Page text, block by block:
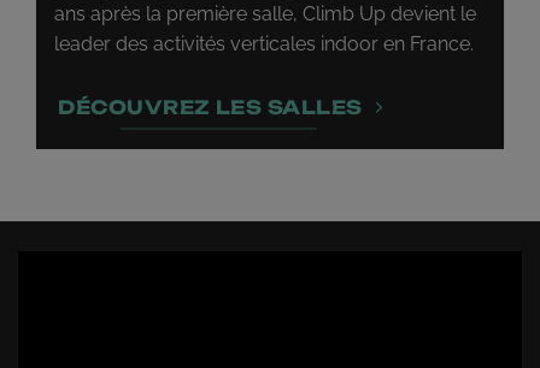
ans après la première salle, Climb Up devient le
leader des activités verticales indoor en France.
DÉCOUVREZ LES SALLES